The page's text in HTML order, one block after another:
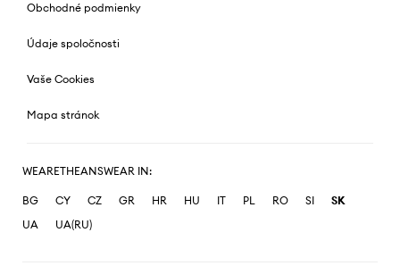
Obchodné podmienky
Údaje spoločnosti
Vaše Cookies
Mapa stránok
WEARETHEANSWEAR IN:
BG CY CZ GR HR HU IT PL RO SI
SK
UA
UA(RU)